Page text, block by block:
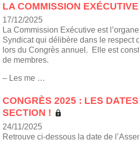
LA COMMISSION EXÉCUTIVE
17/12/2025
La Commission Exécutive est
Syndicat qui délibère dans le respect
lors du Congrès annuel. Elle est
de membres.
– Les me …
CONGRÈS 2025 : LES DATES
SECTION !
24/11/2025
Retrouve ci-dessous la date de